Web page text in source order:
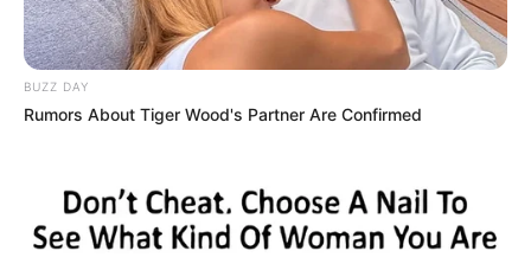
Observe as imagens deste texto, pois são
referências de onde podemos tirar algumas boas
Coloridas, que quebram a monotonia de um
BUZZ DAY
Rumors About Tiger Wood's Partner Are Confirmed